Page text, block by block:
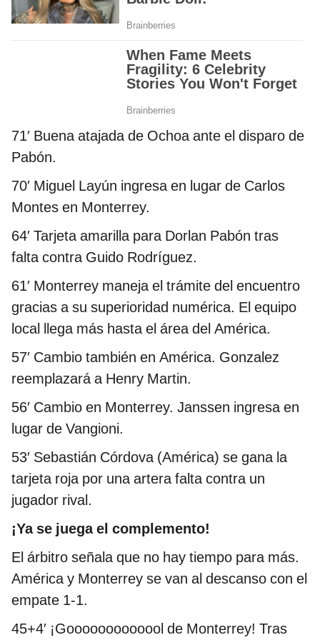
71′ Buena atajada de Ochoa ante el disparo de
Pabón.
70′ Miguel Layún ingresa en lugar de Carlos
Montes en Monterrey.
64′ Tarjeta amarilla para Dorlan Pabón tras
falta contra Guido Rodríguez.
61′ Monterrey maneja el trámite del encuentro
gracias a su superioridad numérica. El equipo
local llega más hasta el área del América.
57′ Cambio también en América. Gonzalez
reemplazará a Henry Martin.
56′ Cambio en Monterrey. Janssen ingresa en
lugar de Vangioni.
53′ Sebastián Córdova (América) se gana la
tarjeta roja por una artera falta contra un
jugador rival.
¡Ya se juega el complemento!
El árbitro señala que no hay tiempo para más.
América y Monterrey se van al descanso con el
empate 1-1.
45+4′ ¡Gooooooooooool de Monterrey! Tras